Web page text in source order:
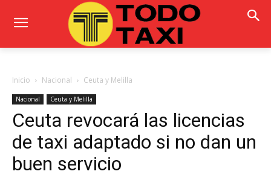
Inicio Nacional Ceuta y Melilla
Nacional Ceuta y Melilla
Ceuta revocará las licencias
de taxi adaptado si no dan un
buen servicio